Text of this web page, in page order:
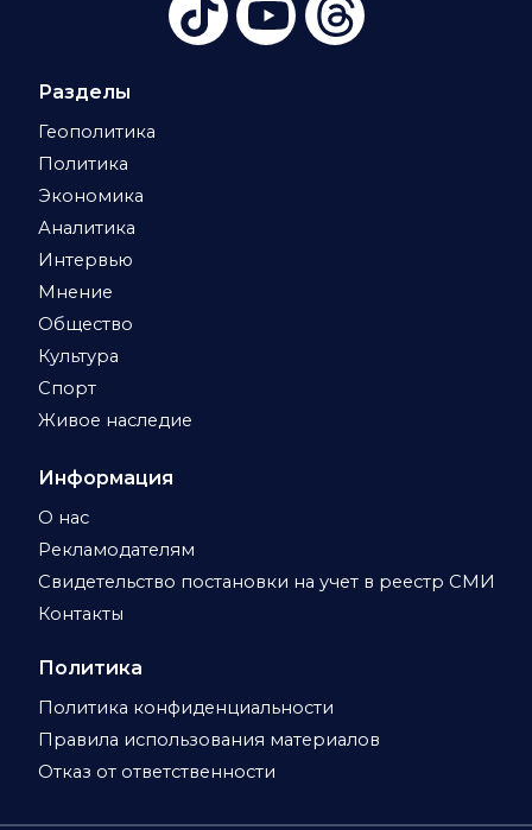
Разделы
Геополитика
Политика
Экономика
Аналитика
Интервью
Мнение
Общество
Культура
Спорт
Живое наследие
Информация
О нас
Рекламодателям
Свидетельство постановки на учет в реестр СМИ
Контакты
Политика
Политика конфиденциальности
Правила использования материалов
Отказ от ответственности